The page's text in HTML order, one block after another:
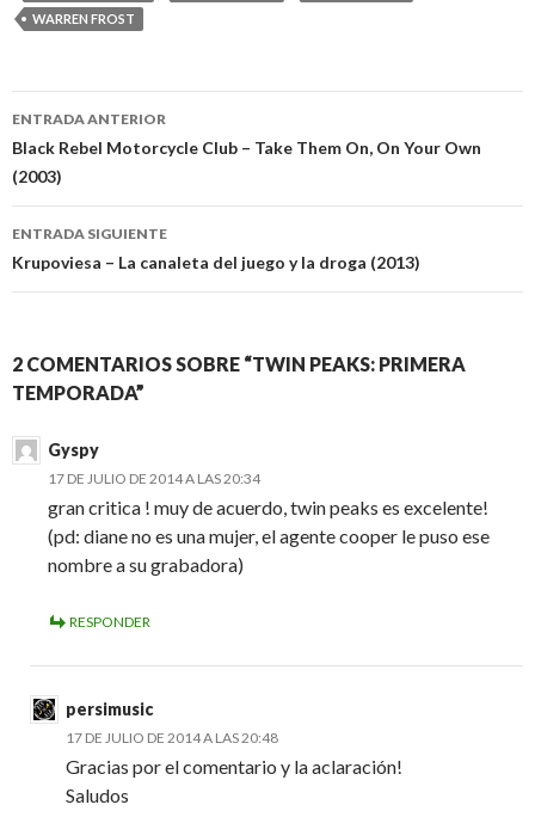
WARREN FROST
Navegación
de
entradas
ENTRADA ANTERIOR
Black Rebel Motorcycle Club – Take Them On, On Your Own
(2003)
ENTRADA SIGUIENTE
Krupoviesa – La canaleta del juego y la droga (2013)
2 COMENTARIOS SOBRE “TWIN PEAKS: PRIMERA
TEMPORADA”
Gyspy
17 DE JULIO DE 2014 A LAS 20:34
gran critica ! muy de acuerdo, twin peaks es excelente!
(pd: diane no es una mujer, el agente cooper le puso ese
nombre a su grabadora)
RESPONDER
persimusic
17 DE JULIO DE 2014 A LAS 20:48
Gracias por el comentario y la aclaración!
Saludos